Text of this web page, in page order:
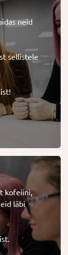
neid
sellistele
kofeiini,
läbi